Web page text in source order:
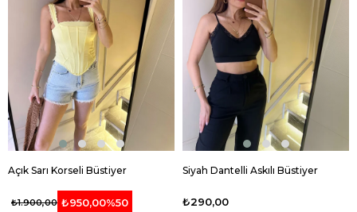
Açık Sarı Korseli Büstiyer
₺950,00%50
₺1.900,00
Siyah Dantelli Askılı Büstiyer
₺290,00